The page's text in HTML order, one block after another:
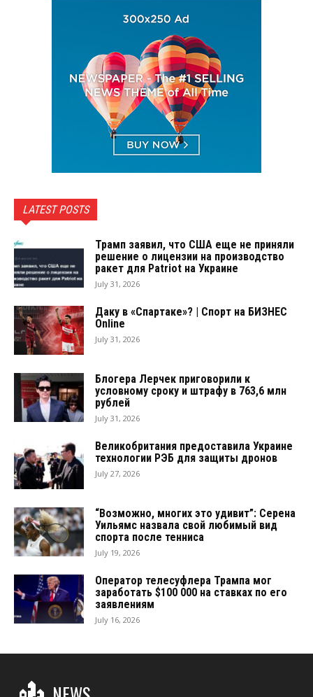
LATEST POSTS
Трамп заявил, что США еще не приняли
решение о лицензии на производство
ракет для Patriot на Украине
July 31, 2026
Даку в «Спартаке»? | Спорт на БИЗНЕС
Online
July 31, 2026
Блогера Лерчек приговорили к
условному сроку и штрафу в 763,6 млн
рублей
July 31, 2026
Великобритания предоставила Украине
технологии РЭБ для защиты дронов
July 27, 2026
“Возможно, многих это удивит”: Серена
Уильямс назвала свой любимый вид
спорта после тенниса
July 19, 2026
Оператор телесуфлера Трампа мог
заработать $100 000 на ставках по его
заявлениям
July 16, 2026